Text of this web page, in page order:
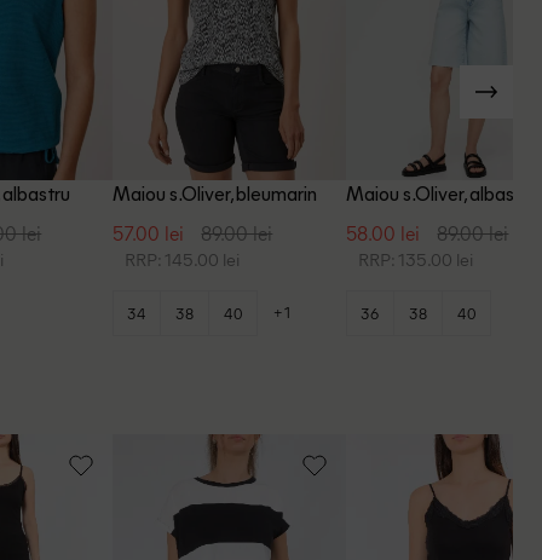
albastru
lei
Maiou s.Oliver, bleumarin
57.00 lei 89.00 lei
RRP: 145.00 lei
34 38 40 +1
Maiou s.Oliver, albastru
58.00 lei 89.00 lei
RRP: 135.00 lei
36 38 40